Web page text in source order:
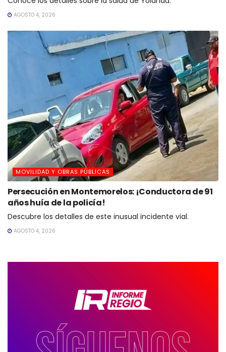
AGOSTO 4, 2026
MOVILIDAD Y OBRAS PÚBLICAS
Persecución en Montemorelos: ¡Conductora de 91
años huía de la policía!
Descubre los detalles de este inusual incidente vial.
AGOSTO 4, 2026